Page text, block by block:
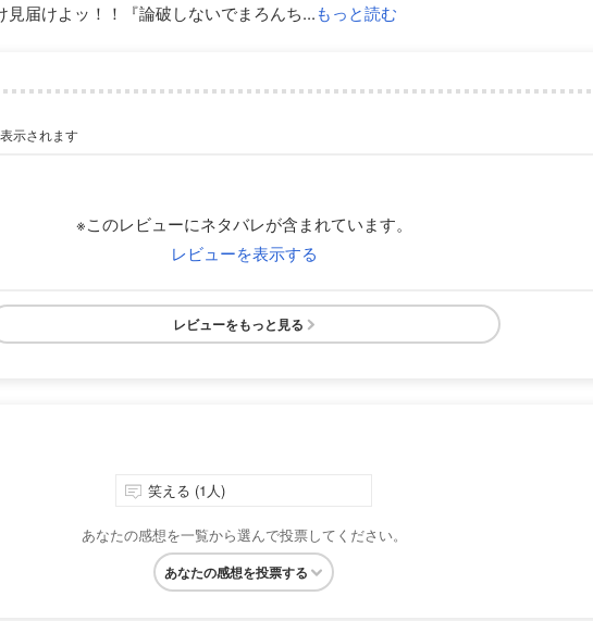
届けよッ！！『論破しないでまろんち...もっと読む
示されます
※このレビューにネタバレが含まれています。
レビューを表示する
レビューをもっと見る
笑える (1人)
あなたの感想を一覧から選んで投票してください。
あなたの感想を投票する